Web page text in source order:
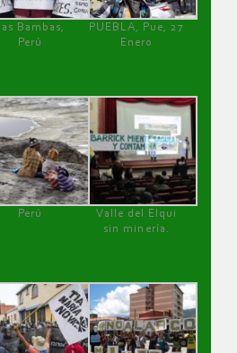
Bambas,
Perú
PUEBLA, Pue, 27
Enero
Perú
Valle del Elqui
sin minería.